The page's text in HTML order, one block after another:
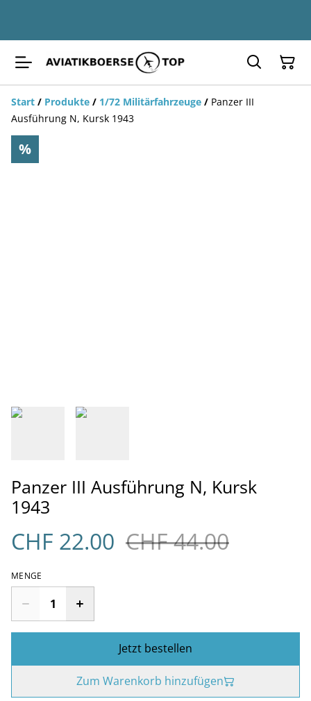
Start / Produkte / 1/72 Militärfahrzeuge / Panzer III
Ausführung N, Kursk 1943
%
Panzer III Ausführung N, Kursk
1943
CHF 22.00 CHF 44.00
MENGE
Jetzt bestellen
Zum Warenkorb hinzufügen